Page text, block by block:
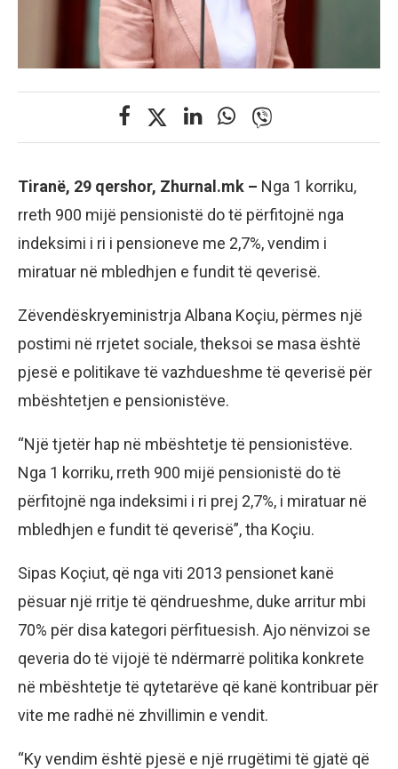
Tiranë, 29 qershor, Zhurnal.mk – Nga 1 korriku,
rreth 900 mijë pensionistë do të përfitojnë nga
indeksimi i ri i pensioneve me 2,7%, vendim i
miratuar në mbledhjen e fundit të qeverisë.
Zëvendëskryeministrja Albana Koçiu, përmes një
postimi në rrjetet sociale, theksoi se masa është
pjesë e politikave të vazhdueshme të qeverisë për
mbështetjen e pensionistëve.
“Një tjetër hap në mbështetje të pensionistëve.
Nga 1 korriku, rreth 900 mijë pensionistë do të
përfitojnë nga indeksimi i ri prej 2,7%, i miratuar në
mbledhjen e fundit të qeverisë”, tha Koçiu.
Sipas Koçiut, që nga viti 2013 pensionet kanë
pësuar një rritje të qëndrueshme, duke arritur mbi
70% për disa kategori përfituesish. Ajo nënvizoi se
qeveria do të vijojë të ndërmarrë politika konkrete
në mbështetje të qytetarëve që kanë kontribuar për
vite me radhë në zhvillimin e vendit.
“Ky vendim është pjesë e një rrugëtimi të gjatë që